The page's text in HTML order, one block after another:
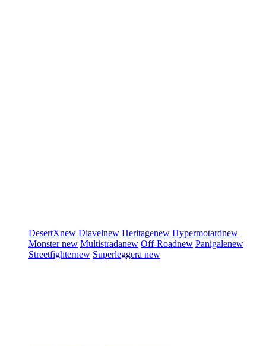
DesertXnew Diavelnew Heritagenew Hypermotardnew
Monsternew Multistradanew Off-Roadnew Panigalenew
Streetfighternew Superleggera new